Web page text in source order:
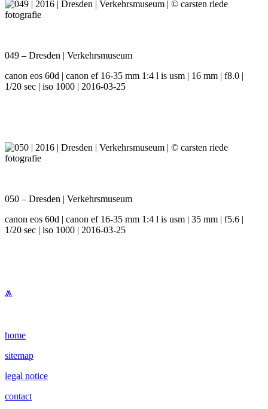
049 – Dresden | Verkehrsmuseum
canon eos 60d | canon ef 16-35 mm 1:4 l is usm | 16 mm | f8.0 |
1/20 sec | iso 1000 | 2016-03-25
050 – Dresden | Verkehrsmuseum
canon eos 60d | canon ef 16-35 mm 1:4 l is usm | 35 mm | f5.6 |
1/20 sec | iso 1000 | 2016-03-25
⩕
home
sitemap
legal notice
contact